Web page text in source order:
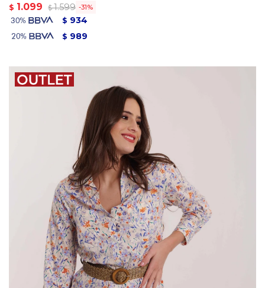
$ 1.099 $ 1.599 31
$ 934
$ 989